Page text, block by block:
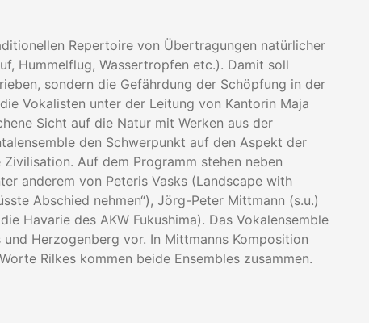
Repertoire von Übertragungen natürlicher
Hummelflug, Wassertropfen etc.). Damit soll
sondern die Gefährdung der Schöpfung in der
Vokalisten unter der Leitung von Kantorin Maja
Sicht auf die Natur mit Werken aus der
den Schwerpunkt auf den Aspekt der
Auf dem Programm stehen neben
anderem von Peteris Vasks (Landscape with
Abschied nehmen“), Jörg-Peter Mittmann (s.u.)
Havarie des AKW Fukushima). Das Vokalensemble
Herzogenberg vor. In Mittmanns Komposition
Rilkes kommen beide Ensembles zusammen.